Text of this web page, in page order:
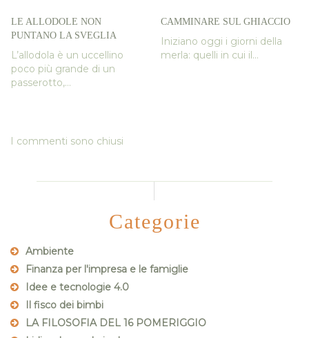
LE ALLODOLE NON
PUNTANO LA SVEGLIA
L’allodola è un uccellino
poco più grande di un
passerotto,...
CAMMINARE SUL GHIACCIO
Iniziano oggi i giorni della
merla: quelli in cui il...
I commenti sono chiusi
Categorie
Ambiente
Finanza per l'impresa e le famiglie
Idee e tecnologie 4.0
Il fisco dei bimbi
LA FILOSOFIA DEL 16 POMERIGGIO